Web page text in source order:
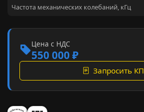
Частота механических колебаний, кГц
Цена с НДС
550 000 ₽
Запросить КП